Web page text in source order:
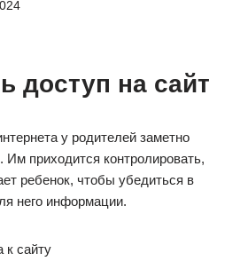
доступ на сайт
у родителей заметно
Им приходится контролировать,
ребенок, чтобы убедиться в
него информации.